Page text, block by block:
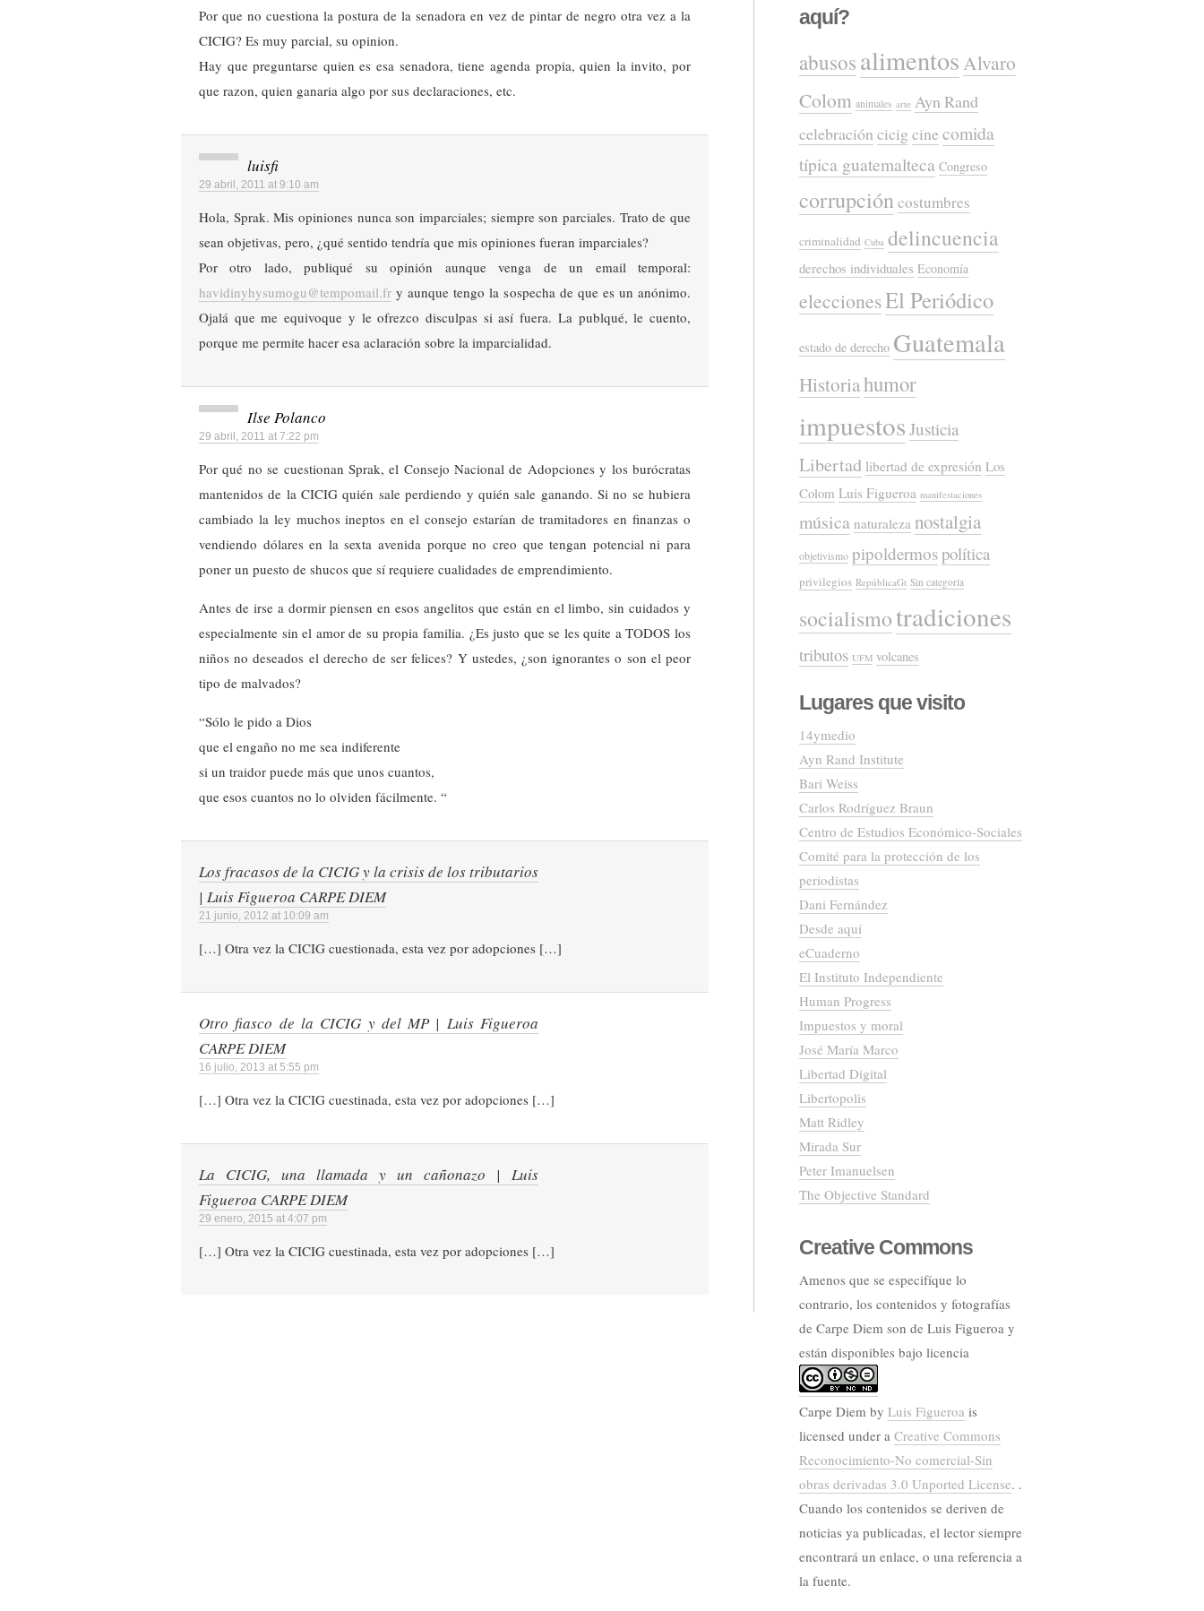
Por que no cuestiona la postura de la senadora en vez de pintar de negro otra vez a la
CICIG? Es muy parcial, su opinion.
Hay que preguntarse quien es esa senadora, tiene agenda propia, quien la invito, por
que razon, quien ganaria algo por sus declaraciones, etc.
luisfi
29 abril, 2011 at 9:10 am
Hola, Sprak. Mis opiniones nunca son imparciales; siempre son parciales. Trato de que
sean objetivas, pero, ¿qué sentido tendría que mis opiniones fueran imparciales?
Por otro lado, publiqué su opinión aunque venga de un email temporal:
havidinyhysumogu@tempomail.fr y aunque tengo la sospecha de que es un anónimo.
Ojalá que me equivoque y le ofrezco disculpas si así fuera. La publqué, le cuento,
porque me permite hacer esa aclaración sobre la imparcialidad.
Ilse Polanco
29 abril, 2011 at 7:22 pm
Por qué no se cuestionan Sprak, el Consejo Nacional de Adopciones y los burócratas
mantenidos de la CICIG quién sale perdiendo y quién sale ganando. Si no se hubiera
cambiado la ley muchos ineptos en el consejo estarían de tramitadores en finanzas o
vendiendo dólares en la sexta avenida porque no creo que tengan potencial ni para
poner un puesto de shucos que sí requiere cualidades de emprendimiento.
Antes de irse a dormir piensen en esos angelitos que están en el limbo, sin cuidados y
especialmente sin el amor de su propia familia. ¿Es justo que se les quite a TODOS los
niños no deseados el derecho de ser felices? Y ustedes, ¿son ignorantes o son el peor
tipo de malvados?
“Sólo le pido a Dios
que el engaño no me sea indiferente
si un traidor puede más que unos cuantos,
que esos cuantos no lo olviden fácilmente. “
Los fracasos de la CICIG y la crisis de los tributarios
| Luis Figueroa CARPE DIEM
21 junio, 2012 at 10:09 am
[…] Otra vez la CICIG cuestionada, esta vez por adopciones […]
Otro fiasco de la CICIG y del MP | Luis Figueroa
CARPE DIEM
16 julio, 2013 at 5:55 pm
[…] Otra vez la CICIG cuestinada, esta vez por adopciones […]
La CICIG, una llamada y un cañonazo | Luis
Figueroa CARPE DIEM
29 enero, 2015 at 4:07 pm
[…] Otra vez la CICIG cuestinada, esta vez por adopciones […]
aquí?
abusos alimentosAlvaro
Colom animales arte Ayn Rand
celebración cicig cine comida
típica guatemalteca Congreso
corrupcióncostumbres
criminalidad Cuba delincuencia
derechos individuales Economía
eleccionesEl Periódico
estado de derecho Guatemala
Historiahumor
impuestos Justicia
Libertad libertad de expresión Los
Colom Luis Figueroa manifestaciones
música naturaleza nostalgia
objetivismo pipoldermospolítica
privilegios RepúblicaGt Sin categoría
socialismotradiciones
tributos UFM volcanes
Lugares que visito
14ymedio
Ayn Rand Institute
Bari Weiss
Carlos Rodríguez Braun
Centro de Estudios Económico-Sociales
Comité para la protección de los
periodistas
Dani Fernández
Desde aquí
eCuaderno
El Instituto Independiente
Human Progress
Impuestos y moral
José María Marco
Libertad Digital
Libertopolis
Matt Ridley
Mirada Sur
Peter Imanuelsen
The Objective Standard
Creative Commons
Amenos que se especifíque lo
contrario, los contenidos y fotografías
de Carpe Diem son de Luis Figueroa y
están disponibles bajo licencia
Carpe Diem by Luis Figueroa is
licensed under a Creative Commons
Reconocimiento-No comercial-Sin
obras derivadas 3.0 Unported License. .
Cuando los contenidos se deriven de
noticias ya publicadas, el lector siempre
encontrará un enlace, o una referencia a
la fuente.